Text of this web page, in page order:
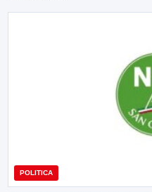
POLITICA